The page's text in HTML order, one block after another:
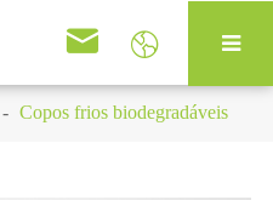
 
Copos frios biodegradáveis